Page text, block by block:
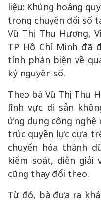
liệu: Khủng hoảng
trong chuyển đổi số
Vũ Thị Thu Hương,
TP Hồ Chí Minh đã
tính phản biện về
kỷ nguyên số.
Theo bà Vũ Thị Thu
lĩnh vực di sản
ứng dụng công nghệ
trúc quyền lực dựa
chuyển hóa thành
kiểm soát, diễn giải
cũng thay đổi theo.
Từ đó, bà đưa ra